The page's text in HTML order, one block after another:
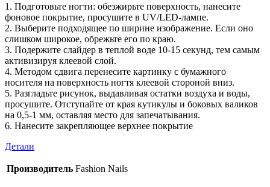
1. Подготовьте ногти: обезжирьте поверхность, нанесите
фоновое покрытие, просушите в UV/LED-лампе.
2. Выберите подходящее по ширине изображение. Если оно
слишком широкое, обрежьте его по краю.
3. Подержите слайдер в теплой воде 10-15 секунд, тем самым
активизируя клеевой слой.
4. Методом сдвига перенесите картинку с бумажного
носителя на поверхность ногтя клеевой стороной вниз.
5. Разгладьте рисунок, выдавливая остатки воздуха и воды,
просушите. Отступайте от края кутикулы и боковых валиков
на 0,5-1 мм, оставляя место для запечатывания.
6. Нанесите закрепляющее верхнее покрытие
Детали
Производитель Fashion Nails